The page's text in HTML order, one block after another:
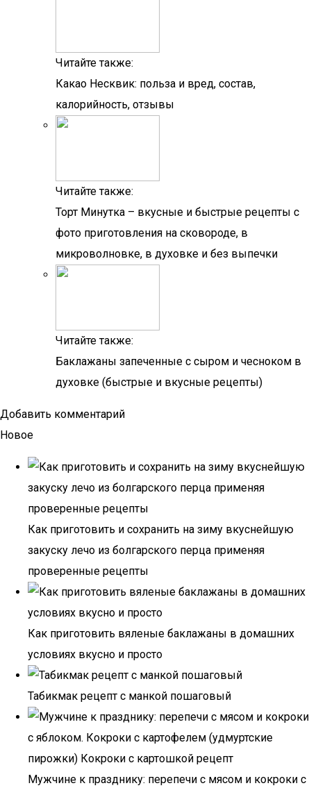
Читайте также:
Какао Несквик: польза и вред, состав,
калорийность, отзывы
Читайте также:
Торт Минутка – вкусные и быстрые рецепты с
фото приготовления на сковороде, в
микроволновке, в духовке и без выпечки
Читайте также:
Баклажаны запеченные с сыром и чесноком в
духовке (быстрые и вкусные рецепты)
Добавить комментарий
Новое
Как приготовить и сохранить на зиму вкуснейшую
закуску лечо из болгарского перца применяя
проверенные рецепты
Как приготовить вяленые баклажаны в домашних
условиях вкусно и просто
Табикмак рецепт с манкой пошаговый
Мужчине к празднику: перепечи с мясом и кокроки с